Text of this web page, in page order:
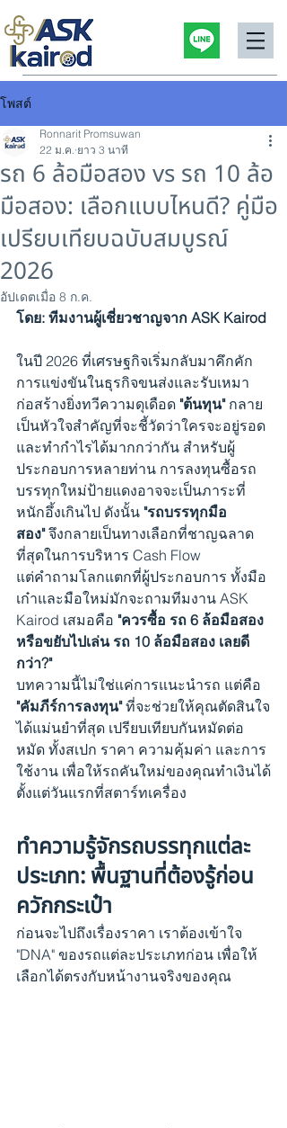
โพสต์
รถ 6 ล้อมือสอง vs รถ 10 ล้อ
มือสอง: เลือกแบบไหนดี? คู่มือ
เปรียบเทียบฉบับสมบูรณ์
2026
Ronnarit Promsuwan
22 ม.ค. ยาว 3 นาที
อัปเดตเมื่อ 8 ก.ค.
โดย: ทีมงานผู้เชี่ยวชาญจาก ASK Kairod
ในปี 2026 ที่เศรษฐกิจเริ่มกลับมาคึกคัก
การแข่งขันในธุรกิจขนส่งและรับเหมา
ก่อสร้างยิ่งทวีความดุเดือด "ต้นทุน" กลาย
เป็นหัวใจสำคัญที่จะชี้วัดว่าใครจะอยู่รอด
และทำกำไรได้มากกว่ากัน สำหรับผู้
ประกอบการหลายท่าน การลงทุนซื้อรถ
บรรทุกใหม่ป้ายแดงอาจจะเป็นภาระที่
หนักอึ้งเกินไป ดังนั้น "รถบรรทุกมือ
สอง" จึงกลายเป็นทางเลือกที่ชาญฉลาด
ที่สุดในการบริหาร Cash Flow
แต่คำถามโลกแตกที่ผู้ประกอบการ ทั้งมือ
เก๋าและมือใหม่มักจะถามทีมงาน ASK
Kairod เสมอคือ "ควรซื้อ รถ 6 ล้อมือสอง
หรือขยับไปเล่น รถ 10 ล้อมือสอง เลยดี
กว่า?"
บทความนี้ไม่ใช่แค่การแนะนำรถ แต่คือ
"คัมภีร์การลงทุน" ที่จะช่วยให้คุณตัดสินใจ
ได้แม่นยำที่สุด เปรียบเทียบกันหมัดต่อ
หมัด ทั้งสเปก ราคา ความคุ้มค่า และการ
ใช้งาน เพื่อให้รถคันใหม่ของคุณทำเงินได้
ตั้งแต่วันแรกที่สตาร์ทเครื่อง
ทำความรู้จักรถบรรทุกแต่ละ
ประเภท: พื้นฐานที่ต้องรู้ก่อน
ควักกระเป๋า
ก่อนจะไปถึงเรื่องราคา เราต้องเข้าใจ
"DNA" ของรถแต่ละประเภทก่อน เพื่อให้
เลือกได้ตรงกับหน้างานจริงของคุณ